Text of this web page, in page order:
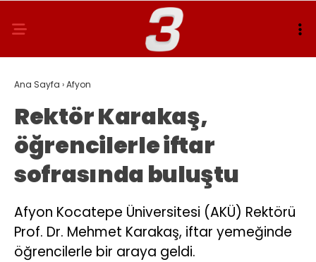
Ana Sayfa ›Afyon
Rektör Karakaş,
öğrencilerle iftar
sofrasında buluştu
Afyon Kocatepe Üniversitesi (AKÜ) Rektörü
Prof. Dr. Mehmet Karakaş, iftar yemeğinde
öğrencilerle bir araya geldi.